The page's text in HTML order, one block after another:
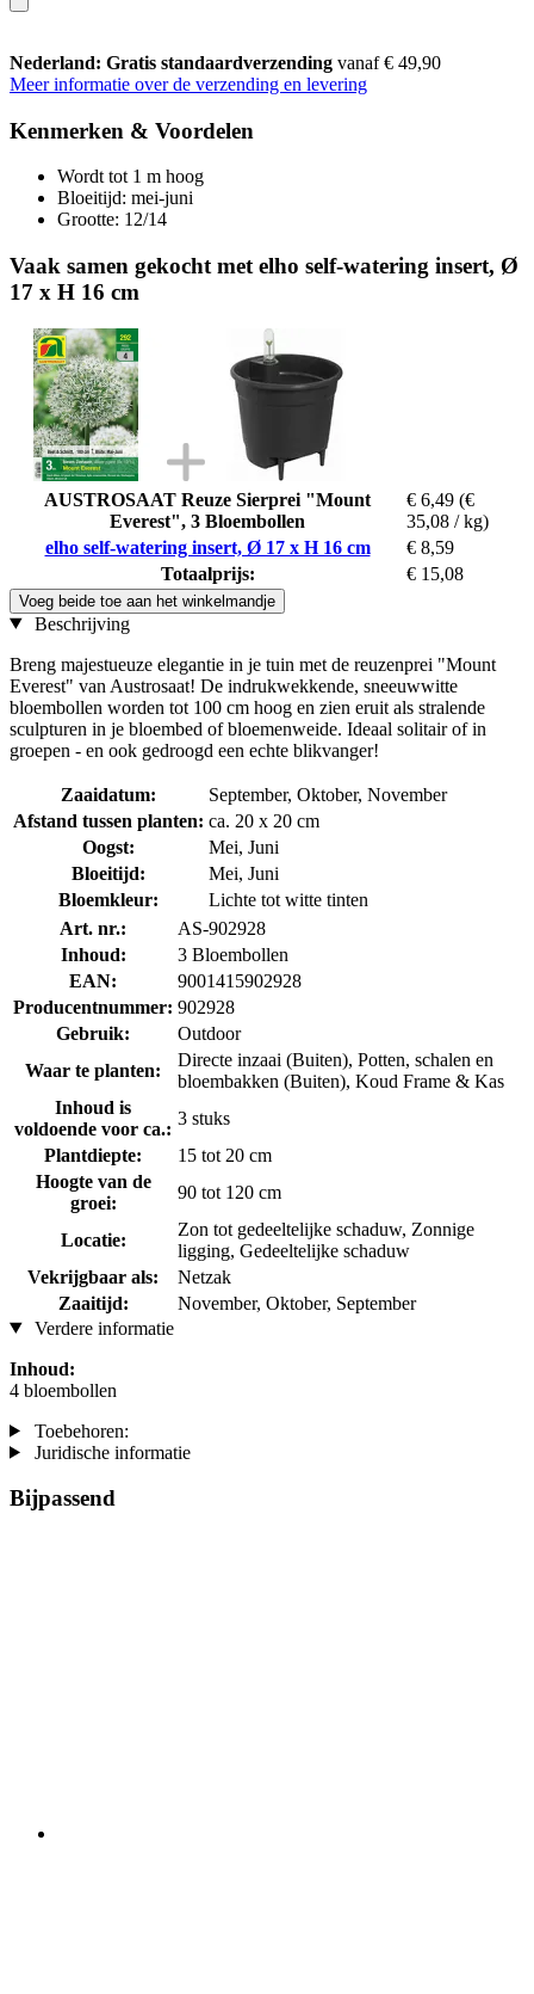
Nederland: Gratis standaardverzending vanaf € 49,90
Meer informatie over de verzending en levering
Kenmerken & Voordelen
Wordt tot 1 m hoog
Bloeitijd: mei-juni
Grootte: 12/14
Vaak samen gekocht met elho self-watering insert, Ø
17 x H 16 cm
AUSTROSAAT Reuze Sierprei "Mount
Everest", 3 Bloembollen
€ 6,49 (€
35,08 / kg)
elho self-watering insert, Ø 17 x H 16 cm
€ 8,59
Totaalprijs:
€ 15,08
Voeg beide toe aan het winkelmandje
Beschrijving
Breng majestueuze elegantie in je tuin met de reuzenprei "Mount
Everest" van Austrosaat! De indrukwekkende, sneeuwwitte
bloembollen worden tot 100 cm hoog en zien eruit als stralende
sculpturen in je bloembed of bloemenweide. Ideaal solitair of in
groepen - en ook gedroogd een echte blikvanger!
Zaaidatum:
September, Oktober, November
Afstand tussen planten: ca. 20 x 20 cm
Oogst:
Mei, Juni
Bloeitijd:
Mei, Juni
Bloemkleur:
Lichte tot witte tinten
Art. nr.:
AS-902928
Inhoud:
3 Bloembollen
EAN:
9001415902928
Producentnummer: 902928
Gebruik:
Outdoor
Waar te planten:
Directe inzaai (Buiten), Potten, schalen en
bloembakken (Buiten), Koud Frame & Kas
Inhoud is
voldoende voor ca.:
3 stuks
Plantdiepte:
15 tot 20 cm
Hoogte van de
groei:
90 tot 120 cm
Locatie:
Zon tot gedeeltelijke schaduw, Zonnige
ligging, Gedeeltelijke schaduw
Vekrijgbaar als:
Netzak
Zaaitijd:
November, Oktober, September
Verdere informatie
Inhoud:
4 bloembollen
Toebehoren:
Juridische informatie
Bijpassend